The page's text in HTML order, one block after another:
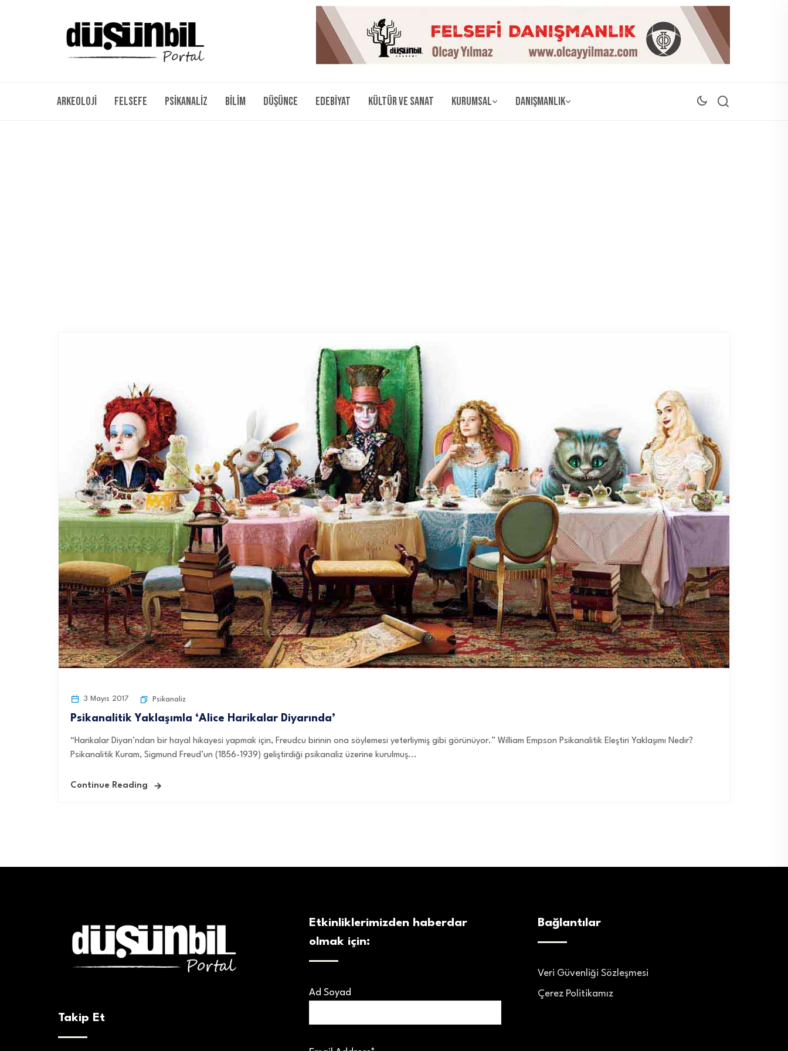
Arkeoloji Felsefe Psikanaliz Bilim Düşünce Edebiyat Kültür ve Sanat Kurumsal Danışmanlık
3 Mayıs 2017 Psikanaliz
Psikanalitik Yaklaşımla ‘Alice Harikalar Diyarında’
“Harikalar Diyarı’ndan bir hayal hikayesi yapmak için, Freudcu birinin ona söylemesi yeterliymiş gibi görünüyor.” William Empson Psikanalitik Eleştiri Yaklaşımı Nedir?
Psikanalitik Kuram, Sigmund Freud’un (1856-1939) geliştirdiği psikanaliz üzerine kurulmuş...
Continue Reading
Takip Et
Etkinliklerimizden haberdar
olmak için:
Ad Soyad
Bağlantılar
Veri Güvenliği Sözleşmesi
Çerez Politikamız